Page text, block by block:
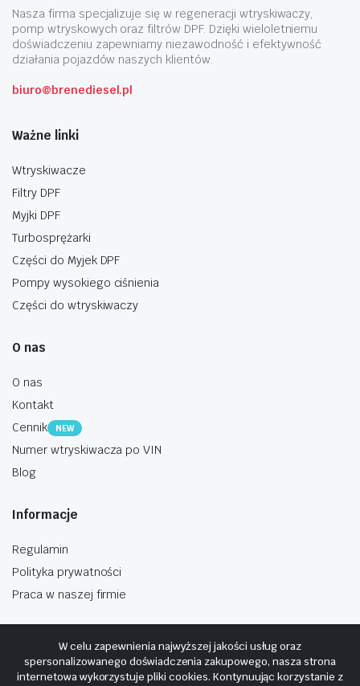
Nasza firma specjalizuje się w regeneracji wtryskiwaczy,
pomp wtryskowych oraz filtrów DPF. Dzięki wieloletniemu
doświadczeniu zapewniamy niezawodność i efektywność
działania pojazdów naszych klientów.
biuro@brenediesel.pl
Ważne linki
Wtryskiwacze
Filtry DPF
Myjki DPF
Turbosprężarki
Części do Myjek DPF
Pompy wysokiego ciśnienia
Części do wtryskiwaczy
O nas
O nas
Kontakt
Cennik
NEW
Numer wtryskiwacza po VIN
Blog
Informacje
Regulamin
Polityka prywatności
Praca w naszej firmie
W celu zapewnienia najwyższej jakości usług oraz
spersonalizowanego doświadczenia zakupowego, nasza strona
internetowa wykorzystuje pliki cookies. Kontynuując korzystanie z